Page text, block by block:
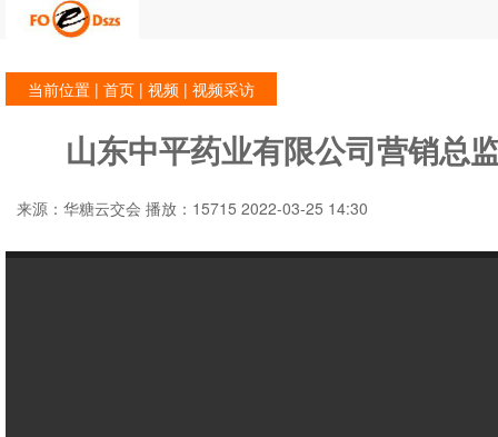
当前位置 | 首页 | 视频 | 视频采访
山东中平药业有限公司营销总
来源：华糖云交会 播放：15715 2022-03-25 14:30